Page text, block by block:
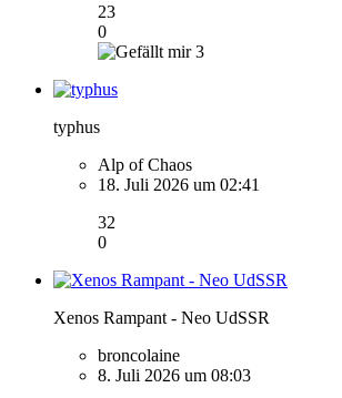
23
0
3
typhus
Alp of Chaos
18. Juli 2026 um 02:41
32
0
Xenos Rampant - Neo UdSSR
broncolaine
8. Juli 2026 um 08:03